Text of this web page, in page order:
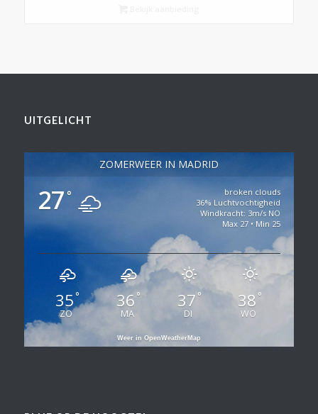
UITGELICHT
ZOMERWEER IN MADRID
27°
broken clouds
36% Luchtvochtigheid
Windkracht: 3m/s NO
Max 27 • Min 25
35°
ZO
36 °
MA
37 °
DI
38 °
WO
Weer in OpenWeatherMap